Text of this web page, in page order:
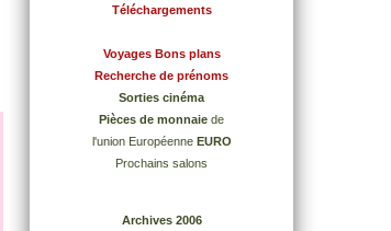
Téléchargements
Voyages Bons plans
Recherche de prénoms
Sorties cinéma
Pièces de monnaie de
l'union Européenne EURO
Prochains salons
Archives 2006